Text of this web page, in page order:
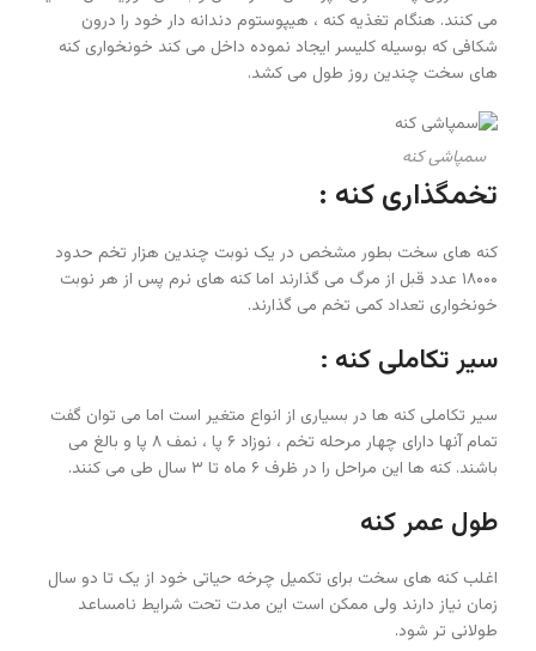
می کنند. هنگام تغذیه کنه ، هیپوستوم دندانه دار خود را درون
شکافی که بوسیله کلیسر ایجاد نموده داخل می کند خونخواری کنه
های سخت چندین روز طول می کشد.
سمپاشی کنه
تخمگذاری کنه :
کنه های سخت بطور مشخص در یک نوبت چندین هزار تخم حدود
۱۸۰۰۰ عدد قبل از مرگ می گذارند اما کنه های نرم پس از هر نوبت
خونخواری تعداد کمی تخم می گذارند.
سیر تکاملی کنه :
سیر تکاملی کنه ها در بسیاری از انواع متغیر است اما می توان گفت
تمام آنها دارای چهار مرحله تخم ، نوزاد ۶ پا ، نمف ۸ پا و بالغ می
باشند. کنه ها این مراحل را در ظرف ۶ ماه تا ۳ سال طی می کنند.
طول عمر کنه
اغلب کنه های سخت برای تکمیل چرخه حیاتی خود از یک تا دو سال
زمان نیاز دارند ولی ممکن است این مدت تحت شرایط نامساعد
طولانی تر شود.